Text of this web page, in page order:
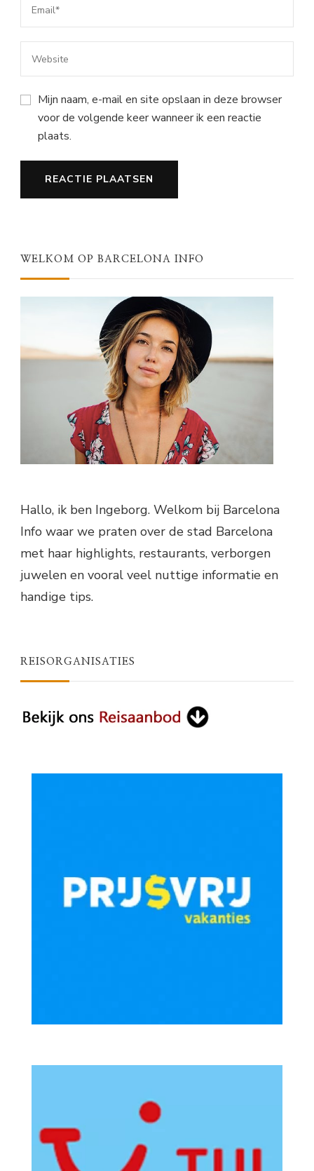
Mijn naam, e-mail en site opslaan in deze browser
voor de volgende keer wanneer ik een reactie
plaats.
WELKOM OP BARCELONA INFO
Hallo, ik ben Ingeborg. Welkom bij Barcelona
Info waar we praten over de stad Barcelona
met haar highlights, restaurants, verborgen
juwelen en vooral veel nuttige informatie en
handige tips.
REISORGANISATIES